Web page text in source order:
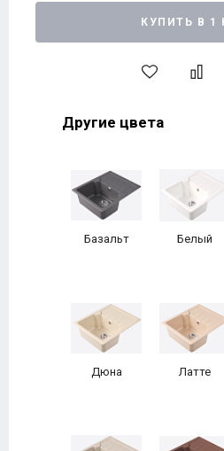
КУПИТЬ В 1
Другие цвета
Базальт Белый
Дюна Латте